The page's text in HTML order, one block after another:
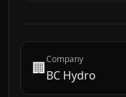
🏢Company
BC Hydro